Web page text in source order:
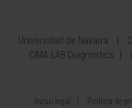
Universidad de Navarra
CIMA LAB Diagnostics
Aviso legal Política de